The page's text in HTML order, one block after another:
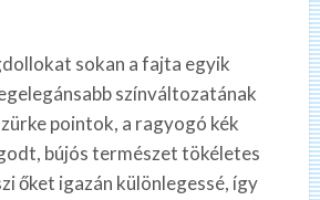
sokan a fajta egyik
színváltozatának
pointok, a ragyogó kék
bújós természet tökéletes
őket igazán különlegessé, így